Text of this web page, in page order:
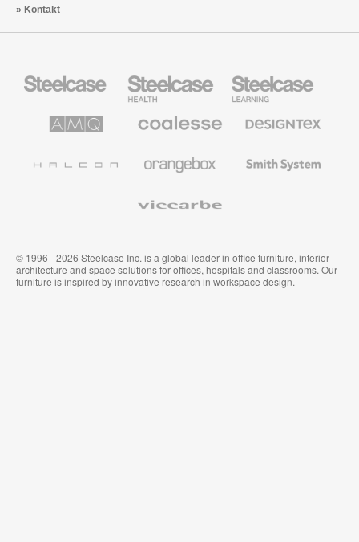
Kontakt
Büromöbel
Health
Education
Möbel
Solutions
Büromöbel
Textilien
System
© 1996 - 2026 Steelcase Inc. is a global leader in office furniture, interior
architecture and space solutions for offices, hospitals and classrooms. Our
furniture is inspired by innovative research in workspace design.